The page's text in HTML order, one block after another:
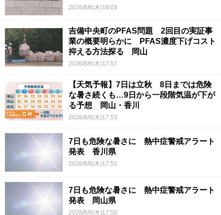
2026/8/6(木)18:03
吉備中央町のPFAS問題 2回目の実証事
業の概要明らかに PFAS濃度下げコスト
抑える方法探る 岡山
2026/8/6(木)17:57
【天気予報】7日は立秋 8日までは危険
な暑さ続くも…9日から一段階気温が下が
る予想 岡山・香川
2026/8/6(木)17:53
7日も危険な暑さに 熱中症警戒アラート
発表 香川県
2026/8/6(木)17:51
7日も危険な暑さに 熱中症警戒アラート
発表 岡山県
2026/8/6(木)17:50